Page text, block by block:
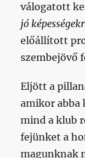
válogatott
jó
előállított
szembejövő
Eljött a
amikor abba
mind a klub
fejünket a
magunknak